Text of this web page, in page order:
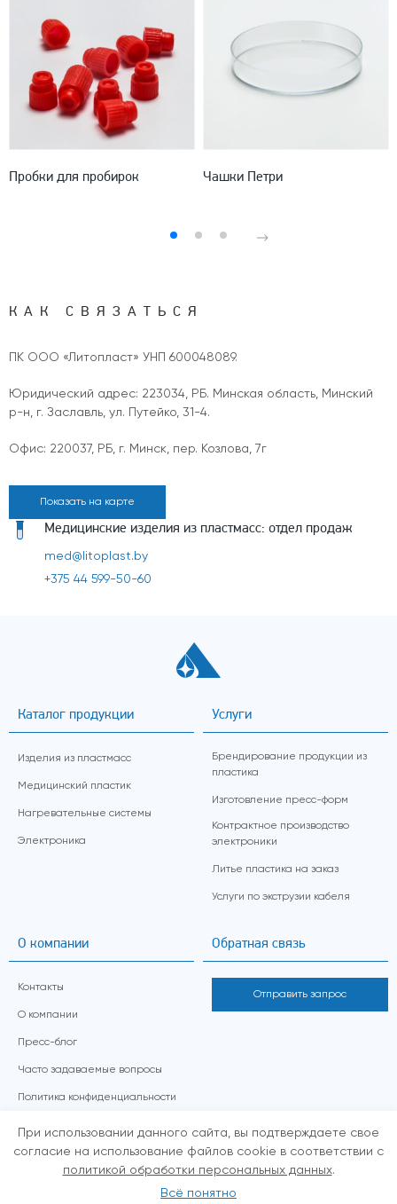
При использовании данного сайта, вы подтверждаете свое
согласие на использование файлов cookie в соответствии с
политикой обработки персональных данных.
Всё понятно
Пробки для пробирок Чашки Петри
КАК СВЯЗАТЬСЯ
ПК ООО «Литопласт» УНП 600048089.
Юридический адрес: 223034, РБ. Минская область, Минский
р-н, г. Заславль, ул. Путейко, 31-4.
Офис: 220037, РБ, г. Минск, пер. Козлова, 7г
Показать на карте
Медицинские изделия из пластмасс: отдел продаж
med@litoplast.by
+375 44 599-50-60
Каталог продукции
Изделия из пластмасс
Медицинский пластик
Нагревательные системы
Электроника
Услуги
Брендирование продукции из
пластика
Изготовление пресс-форм
Контрактное производство
электроники
Литье пластика на заказ
Услуги по экструзии кабеля
О компании
Контакты
О компании
Пресс-блог
Часто задаваемые вопросы
Политика конфиденциальности
Обратная связь
Отправить запрос
© 1992-2026, «ЛИТОПЛАСТ»